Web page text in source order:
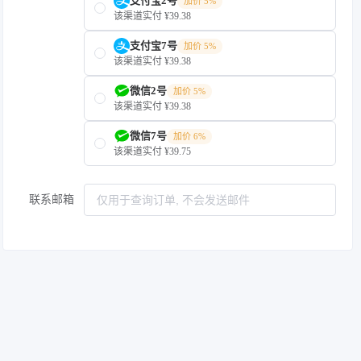
该渠道实付 ¥39.38
支付宝7号 加价 5%
该渠道实付 ¥39.38
微信2号 加价 5%
该渠道实付 ¥39.38
微信7号 加价 6%
该渠道实付 ¥39.75
联系邮箱